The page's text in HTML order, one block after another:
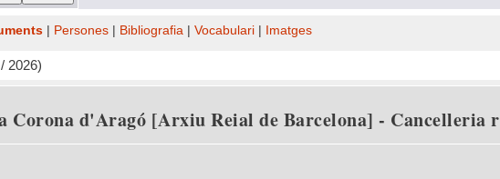
Persones Bibliografia Vocabulari Imatges
2026)
Corona d'Aragó [Arxiu Reial de Barcelona] - Cancelleria